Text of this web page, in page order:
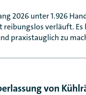
2026 unter 1.926
reibungslos verläuft.
praxistauglich zu
von